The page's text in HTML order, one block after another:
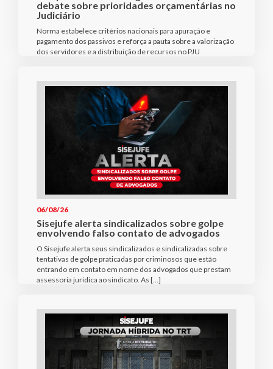
debate sobre prioridades orçamentárias no
Judiciário
Norma estabelece critérios nacionais para apuração e
pagamento dos passivos e reforça a pauta sobre a valorização
dos servidores e a distribuição de recursos no PJU
06/08/26
Sisejufe alerta sindicalizados sobre golpe
envolvendo falso contato de advogados
O Sisejufe alerta seus sindicalizados e sindicalizadas sobre
tentativas de golpe praticadas por criminosos que estão
entrando em contato em nome dos advogados que prestam
assessoria jurídica ao sindicato. As […]